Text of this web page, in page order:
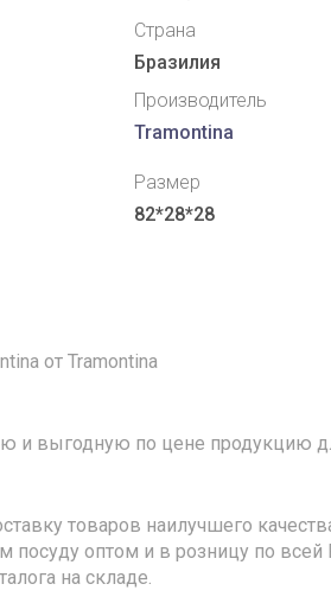
Страна
Бразилия
Производитель
Tramontina
Размер
82*28*28
от Tramontina
и выгодную по цене продукцию
товаров наилучшего
посуду оптом и в розницу по
на складе.